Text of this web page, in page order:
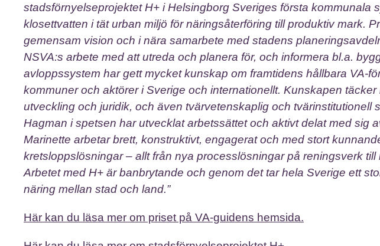
stadsförnyelseprojektet H+ i Helsingborg Sveriges första kommunala
klosettvatten i tät urban miljö för näringsåterföring till produktiv mark.
gemensam vision och i nära samarbete med stadens
NSVA:s arbete med att utreda och planera för, och informera bl.a.
avloppssystem har gett mycket kunskap om framtidens hållbara VA-
kommuner och aktörer i Sverige och internationellt. Kunskapen
utveckling och juridik, och även tvärvetenskaplig och tvärinstitutionell
Hagman i spetsen har utvecklat arbetssättet och aktivt delat med sig
Marinette arbetar brett, konstruktivt, engagerat och med stort
kretsloppslösningar – allt från nya processlösningar på reningsverk
Arbetet med H+ är banbrytande och genom det tar hela Sverige ett
näring mellan stad och land.”
Här kan du läsa mer om priset på VA-guidens hemsida.